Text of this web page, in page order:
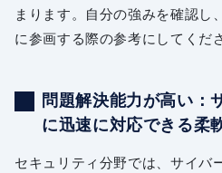
まります。自分の強みを確認し
に参画する際の参考にしてくだ
問題解決能力が高い：
に迅速に対応できる柔
セキュリティ分野では、サイバ